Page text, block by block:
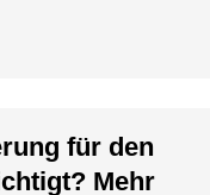
für den
Mehr